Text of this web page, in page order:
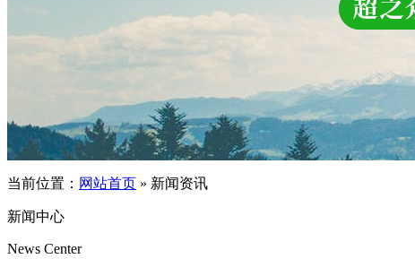
当前位置： 网站首页 » 新闻资讯
新闻中心
News Center